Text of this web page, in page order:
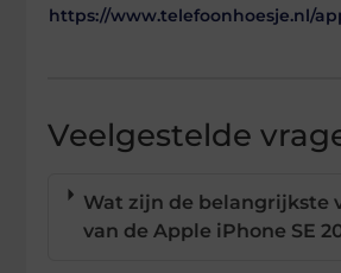
https://www.telefoonhoesje.nl/
Veelgestelde
Wat zijn de belangrijkste
van de Apple iPhone SE